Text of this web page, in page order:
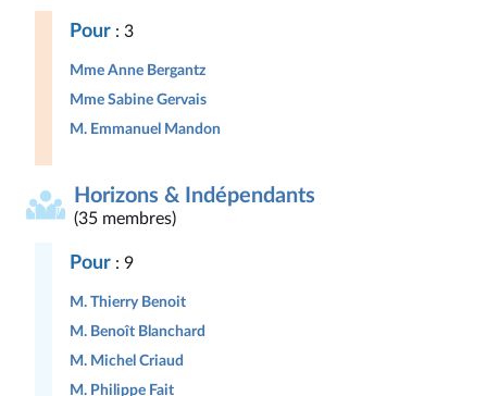
Pour : 3
Mme Anne Bergantz
Mme Sabine Gervais
M. Emmanuel Mandon
Horizons & Indépendants
(35 membres)
Pour : 9
M. Thierry Benoit
M. Benoît Blanchard
M. Michel Criaud
M. Philippe Fait